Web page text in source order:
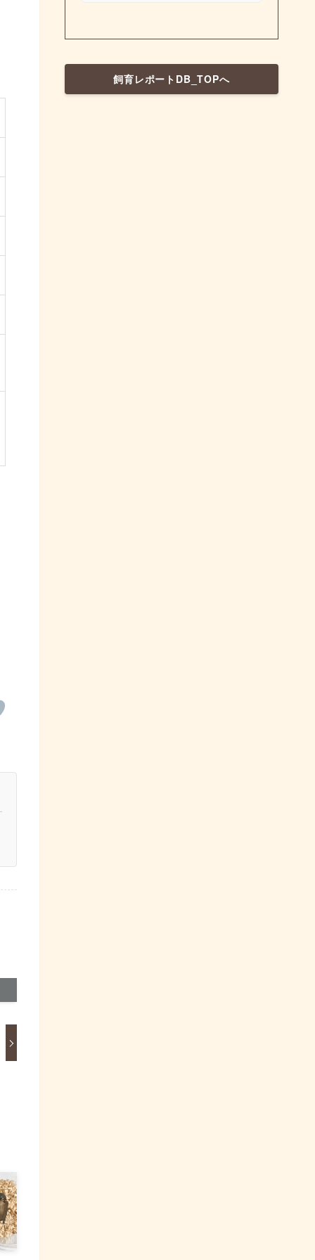
飼育レポートDB_TOPへ